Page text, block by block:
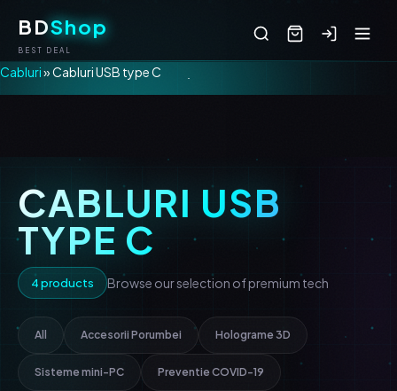
BDShop
BEST DEAL
Cabluri» Cabluri USB type C
CABLURI USB
TYPE C
4 products Browse our selection of premium tech
All Accesorii Porumbei Holograme 3D
Sisteme mini-PC Preventie COVID-19